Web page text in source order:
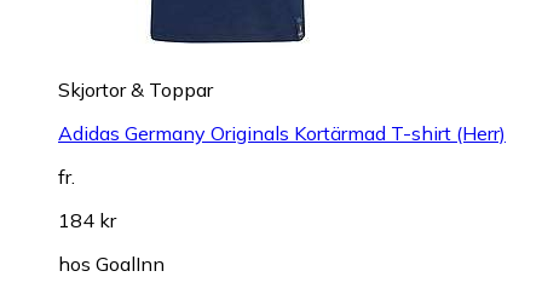
Skjortor & Toppar
Adidas Germany Originals Kortärmad T-shirt (Herr)
fr.
184 kr
hos GoalInn